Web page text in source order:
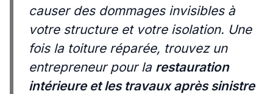
causer des dommages invisibles à
votre structure et votre isolation. Une
fois la toiture réparée, trouvez un
entrepreneur pour la restauration
intérieure et les travaux après sinistre